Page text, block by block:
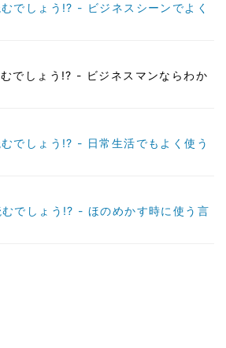
むでしょう!? - ビジネスシーンでよく
むでしょう!? - ビジネスマンならわか
むでしょう!? - 日常生活でもよく使う
むでしょう!? - ほのめかす時に使う言